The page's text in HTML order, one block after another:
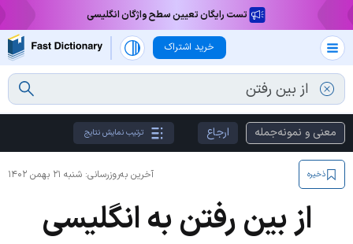
تست رایگان تعیین سطح واژگان انگلیسی
خرید اشتراک
معنی و نمونه‌جمله ارجاع ترتیب نمایش نتایج
آخرین به‌روزرسانی: شنبه ۲۱ بهمن ۱۴۰۲ ذخیره
از بین رفتن به انگلیسی